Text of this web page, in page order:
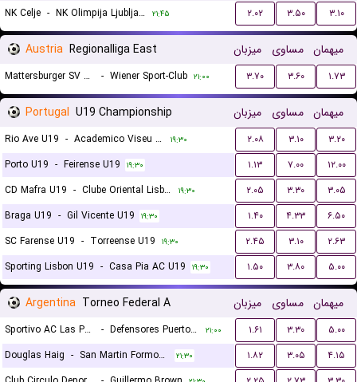
NK Celje - NK Olimpija Ljubljana ۲۱:۴۵ ۲.۰۲ ۳.۵۰ ۳.۱۰
Austria Regionalliga East میزبان مساوی میهمان
Mattersburger SV 2020 - Wiener Sport-Club ۲۱:۰۰ ۳.۷۰ ۳.۶۰ ۱.۷۳
Portugal U19 Championship میزبان مساوی میهمان
Rio Ave U19 - Academico Viseu U19 ۱۹:۳۰ ۲.۰۸ ۳.۱۰
۳.۲۰
Porto U19 - Feirense U19 ۱۹:۳۰ ۱.۱۳ ۷.۰۰
۱۲.۰۰
CD Mafra U19 - Clube Oriental Lisboa U19 ۱۹:۳۰ ۲.۰۵ ۳.۳۰
۳.۰۵
Braga U19 - Gil Vicente U19 ۱۹:۳۰ ۱.۴۰ ۴.۳۳
۶.۵۰
SC Farense U19 - Torreense U19 ۱۹:۳۰ ۲.۴۵ ۳.۱۰
۲.۶۳
Sporting Lisbon U19 - Casa Pia AC U19 ۱۹:۳۰ ۱.۵۰ ۳.۸۰ ۵.۰۰
Argentina Torneo Federal A میزبان مساوی میهمان
Sportivo AC Las Parejas - Defensores Puerto Vilelas ۲۱:۰۰ ۱.۶۱ ۳.۳۰
۵.۰۰
Douglas Haig - San Martin Formosa ۲۱:۳۰ ۱.۸۲ ۳.۰۵
۴.۱۵